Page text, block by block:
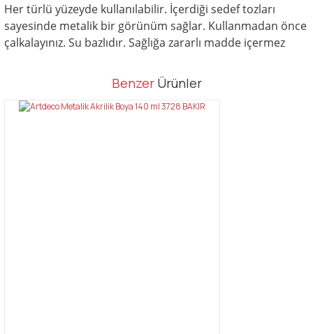
Her türlü yüzeyde kullanılabilir. İçerdiği sedef tozları
sayesinde metalik bir görünüm sağlar. Kullanmadan önce
çalkalayınız. Su bazlıdır. Sağlığa zararlı madde içermez
Bu ürüne ilk yorumu siz yapın!
Bu ürünün fiyat bilgisi, resim, ürün açıklamalarında ve diğer
tarafımıza iletebilirsiniz.
Benzer Ürünler